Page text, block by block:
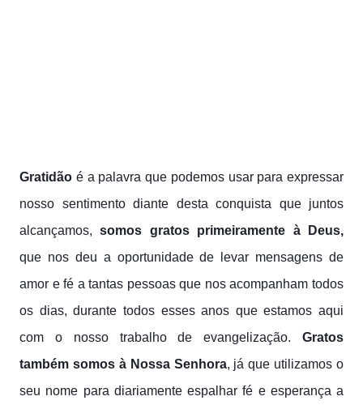
Gratidão é a palavra que podemos usar para expressar
nosso sentimento diante desta conquista que juntos
alcançamos,somos gratos primeiramente à Deus,
que nos deu a oportunidade de levar mensagens de
amor e fé a tantas pessoas que nos acompanham todos
os dias, durante todos esses anos que estamos aqui
com o nosso trabalho de evangelização. Gratos
também somos à Nossa Senhora, já que utilizamos o
seu nome para diariamente espalhar fé e esperança a